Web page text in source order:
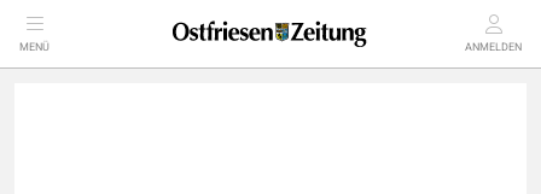
MENÜ ANMELDEN